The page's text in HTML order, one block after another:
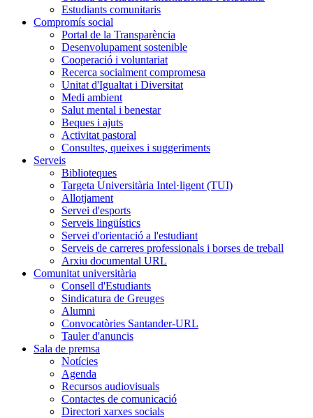
Estudiants comunitaris
Compromís social
Portal de la Transparència
Desenvolupament sostenible
Cooperació i voluntariat
Recerca socialment compromesa
Unitat d'Igualtat i Diversitat
Medi ambient
Salut mental i benestar
Beques i ajuts
Activitat pastoral
Consultes, queixes i suggeriments
Serveis
Biblioteques
Targeta Universitària Intel·ligent (TUI)
Allotjament
Servei d'esports
Serveis lingüístics
Servei d'orientació a l'estudiant
Serveis de carreres professionals i borses de treball
Arxiu documental URL
Comunitat universitària
Consell d'Estudiants
Sindicatura de Greuges
Alumni
Convocatòries Santander-URL
Tauler d'anuncis
Sala de premsa
Notícies
Agenda
Recursos audiovisuals
Contactes de comunicació
Directori xarxes socials